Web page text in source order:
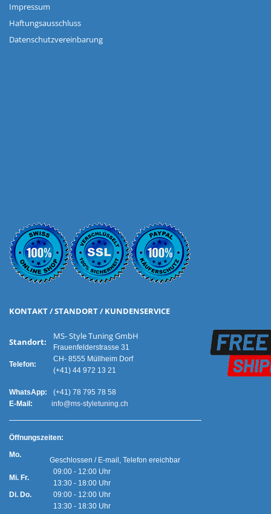
Impressum
Haftungsausschluss
Datenschutzvereinbarung
KONTAKT / STANDORT / KUNDENSERVICE
Standort:
Telefon:
MS- Style Tuning GmbH
Frauenfelderstrasse 31
CH- 8555 Müllheim Dorf
(+41) 44 972 13 21
WhatsApp:
(+41) 78 795 78 58
E-Mail:
info@ms-styletuning.ch
Öffnungszeiten:
Mo.
Mi. Fr.
Geschlossen / E-mail, Telefon ereichbar
09:00 - 12:00 Uhr
13:30 - 18:00 Uhr
Di. Do.
09:00 - 12:00 Uhr
13:30 - 18:30 Uhr